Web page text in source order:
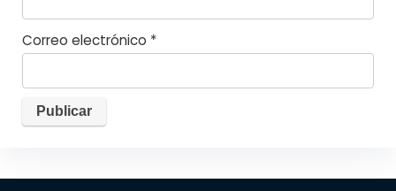
Correo electrónico *